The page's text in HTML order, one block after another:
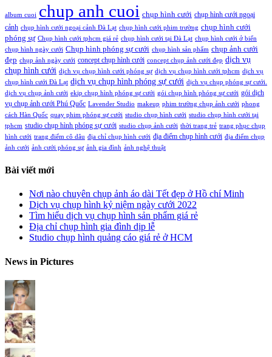
album cuoi chup anh cuoi chụp hình cưới chụp hình cưới ngoại
cảnh chụp hình cưới ngoại cảnh Đà Lạt chụp hình cưới phim trường chụp hình cưới
phóng sự Chụp hình cưới tphcm giá rẻ chụp hình cưới tại Đà Lạt chụp hình cưới ở biển
chụp hình ngày cưới Chụp hình phóng sự cưới chụp hình sản phẩm chụp ảnh cưới
đẹp chụp ảnh ngày cưới concept chụp hình cưới concept chụp ảnh cưới đẹp dịch vụ
chụp hình cưới dịch vụ chụp hình cưới phóng sự dịch vụ chụp hình cưới tphcm dịch vụ
chụp hình cưới Đà Lạt dịch vụ chụp hình phóng sự cưới dịch vụ chụp phóng sự cưới.
dịch vụ chụp ảnh cưới ekip chụp hình phóng sự cưới gói chụp hình phóng sự cưới gói dịch
vụ chụp ảnh cưới Phú Quốc Lavender Studio makeup phim trường chụp ảnh cưới phong
cách Hàn Quốc quay phim phóng sự cưới studio chụp hình cưới studio chụp hình cưới tại
tphcm studio chụp hình phóng sự cưới studio chụp ảnh cưới thời trang trẻ trang phục chụp
hình cưới trang điểm cô dâu địa chỉ chụp hình cưới địa điểm chụp hình cưới địa điểm chụp
ảnh cưới ảnh cưới phóng sự ảnh gia đình ảnh nghệ thuật
Bài viết mới
Nơi nào chuyên chụp ảnh áo dài Tết đẹp ở Hồ chí Minh
Dịch vụ chụp hình kỷ niệm ngày cưới 2022
Tìm hiểu dịch vụ chụp hình sản phẩm giá rẻ
Địa chỉ chụp hình gia đình dịp lễ
Studio chụp hình quảng cáo giá rẻ ở HCM
News in Pictures